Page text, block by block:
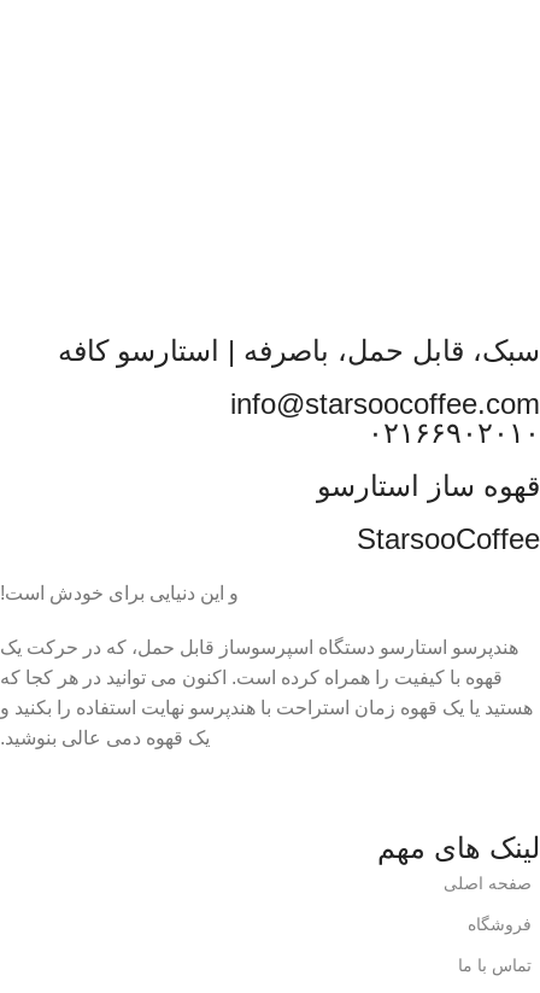
سبک، قابل حمل، باصرفه | استارسو کافه
info@starsoocoffee.com
۰۲۱۶۶۹۰۲۰۱۰
قهوه ساز استارسو
StarsooCoffee
و این دنیایی برای خودش است!
هندپرسو استارسو دستگاه اسپرسوساز قابل حمل، که در حرکت یک
قهوه با کیفیت را همراه کرده است. اکنون می توانید در هر کجا که
هستید یا یک قهوه زمان استراحت با هندپرسو نهایت استفاده را بکنید و
یک قهوه دمی عالی بنوشید.
لینک های مهم
صفحه اصلی
فروشگاه
تماس با ما